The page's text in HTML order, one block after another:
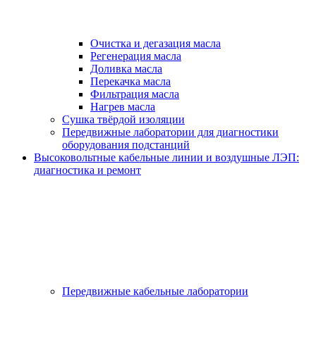
Очистка и дегазация масла
Регенерация масла
Доливка масла
Перекачка масла
Фильтрация масла
Нагрев масла
Сушка твёрдой изоляции
Передвижные лаборатории для диагностики
оборудования подстанций
Высоковольтные кабельные линии и воздушные ЛЭП:
диагностика и ремонт
Передвижные кабельные лаборатории